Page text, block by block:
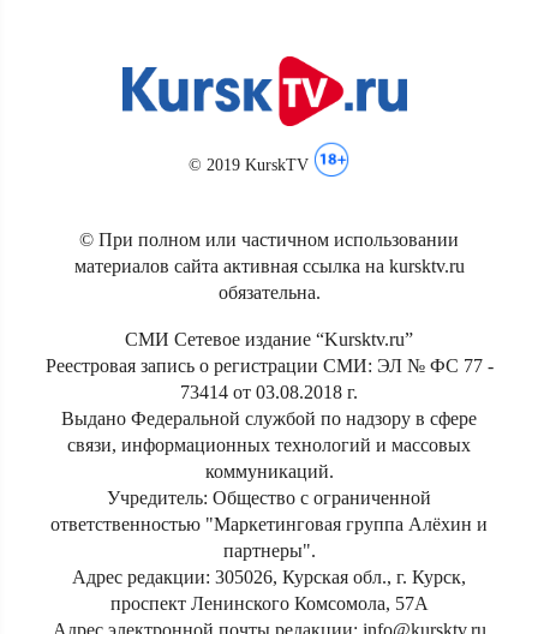
© 2019 KurskTV
© При полном или частичном использовании
материалов сайта активная ссылка на kursktv.ru
обязательна.
СМИ Сетевое издание “Kursktv.ru”
Реестровая запись о регистрации СМИ: ЭЛ № ФС 77 -
73414 от 03.08.2018 г.
Выдано Федеральной службой по надзору в сфере
связи, информационных технологий и массовых
коммуникаций.
Учредитель: Общество с ограниченной
ответственностью "Маркетинговая группа Алёхин и
партнеры".
Адрес редакции: 305026, Курская обл., г. Курск,
проспект Ленинского Комсомола, 57А